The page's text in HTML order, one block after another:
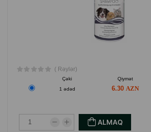
( Rəylər)
Çəki Qiymət
1 ədəd
6.30
ALMAQ